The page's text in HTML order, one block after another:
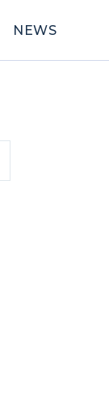
NEWS